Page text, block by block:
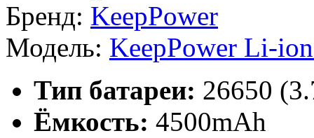
Бренд:
Модель: KeepPower Li-
Тип батареи: 26650
Ёмкость: 4500mAh